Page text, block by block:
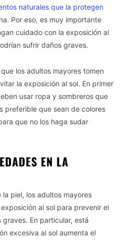
My Personal Information
naturales que la protegen
Por eso, es muy importante
cuidado con la exposición al
sufrir daños graves.
los adultos mayores tomen
la exposición al sol. En primer
usar ropa y sombreros que
preferible que sean de colores
que no los haga sudar
EN LA
piel, los adultos mayores
al sol para prevenir el
En particular, está
excesiva al sol aumenta el